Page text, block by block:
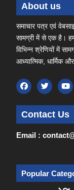
About us
समाचार पत्र एवं
सामग्री में से एक है।
विभिन्न श्रेणियों में
आध्यात्मिक, धार्मिक
Contact Us
Email :
Popular